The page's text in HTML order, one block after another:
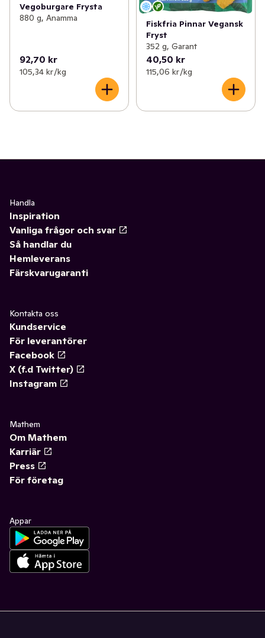
Vegoburgare Frysta
880 g, Anamma
92,70 kr
105,34 kr /kg
Fiskfria Pinnar Vegansk
Fryst
352 g, Garant
40,50 kr
115,06 kr /kg
Handla
Inspiration
Vanliga frågor och svar
Så handlar du
Hemleverans
Färskvarugaranti
Kontakta oss
Kundservice
För leverantörer
Facebook
X (f.d Twitter)
Instagram
Mathem
Om Mathem
Karriär
Press
För företag
Appar